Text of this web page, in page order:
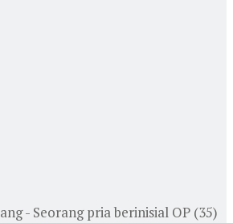
- Seorang pria berinisial OP (35)